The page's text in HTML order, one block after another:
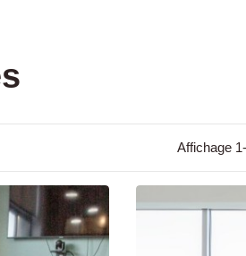
Affichage